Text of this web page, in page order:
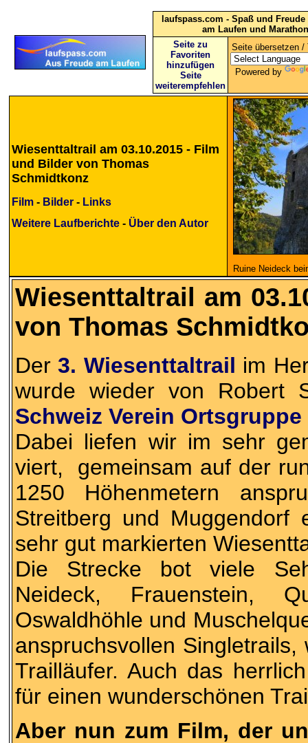
laufspass.com - Spaß und
am Laufen und Marathon
Seite zu
Favoriten
hinzufügen
Seite
weiterempfehlen
Seite übersetzen /
Powered by
Wiesenttaltrail am 03.10.2015 - Film
und Bilder von Thomas
Schmidtkonz
Film - Bilder - Links
Weitere Laufberichte - Über den Autor
Ruine Neideck
Wiesenttaltrail am
von Thomas
Der3. Wiesenttaltrail im
wurde wieder von Robert
Schweiz Verein
Dabei liefen wir im sehr
viert, gemeinsam auf der
1250 Höhenmetern
Streitberg und Muggendorf
sehr gut markierten
Die Strecke bot viele
Neideck, Frauenstein,
Oswaldhöhle und
anspruchsvollen
Trailläufer. Auch das
für einen wunderschönen
Aber nun zum Film, der